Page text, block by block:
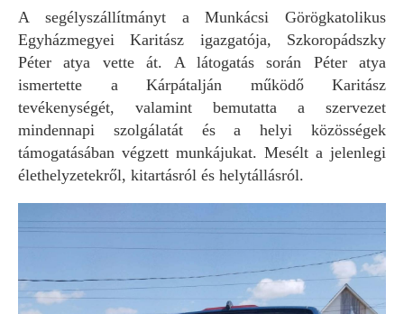
A segélyszállítmányt a Munkácsi Görögkatolikus
Egyházmegyei Karitász igazgatója, Szkoropádszky
Péter atya vette át. A látogatás során Péter atya
ismertette a Kárpátalján működő Karitász
tevékenységét, valamint bemutatta a szervezet
mindennapi szolgálatát és a helyi közösségek
támogatásában végzett munkájukat. Mesélt a jelenlegi
élethelyzetekről, kitartásról és helytállásról.